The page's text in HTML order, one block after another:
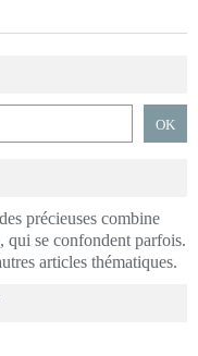
précieuses combine
qui se confondent parfois.
articles thématiques.